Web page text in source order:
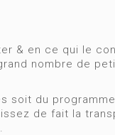
& en ce qui le
nombre de
soit du
de fait la